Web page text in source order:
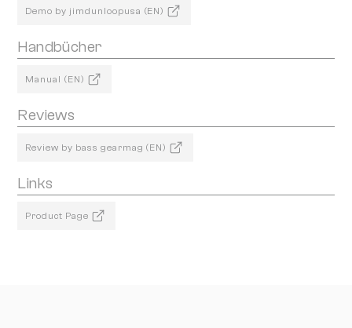
Demo by jimdunloopusa (EN)
Handbücher
Manual (EN)
Reviews
Review by bass gearmag (EN)
Links
Product Page